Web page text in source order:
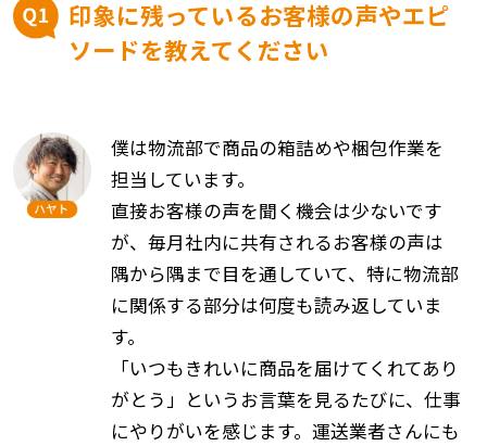
印象に残っているお客様の声やエピ
ソードを教えてください
僕は物流部で商品の箱詰めや梱包作業を
担当しています。
直接お客様の声を聞く機会は少ないです
が、毎月社内に共有されるお客様の声は
隅から隅まで目を通していて、特に物流部
に関係する部分は何度も読み返していま
す。
「いつもきれいに商品を届けてくれてあり
がとう」というお言葉を見るたびに、仕事
にやりがいを感じます。運送業者さんにも